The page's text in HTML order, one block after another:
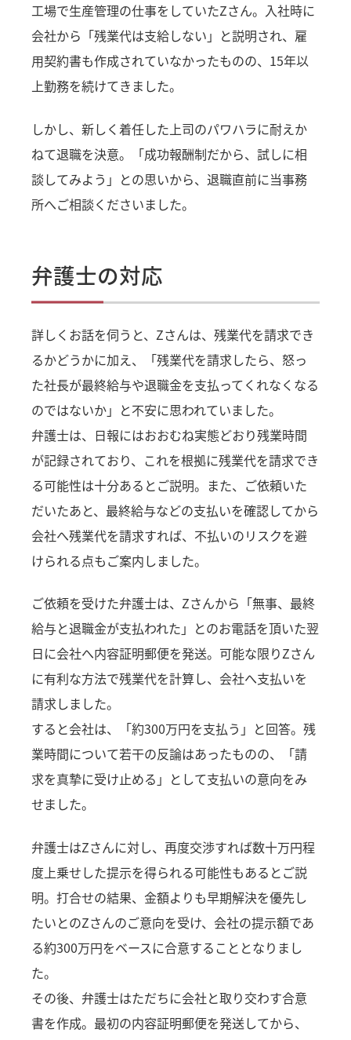
工場で生産管理の仕事をしていたZさん。入社時に
会社から「残業代は支給しない」と説明され、雇
用契約書も作成されていなかったものの、15年以
上勤務を続けてきました。
しかし、新しく着任した上司のパワハラに耐えか
ねて退職を決意。「成功報酬制だから、試しに相
談してみよう」との思いから、退職直前に当事務
所へご相談くださいました。
弁護士の対応
詳しくお話を伺うと、Zさんは、残業代を請求でき
るかどうかに加え、「残業代を請求したら、怒っ
た社長が最終給与や退職金を支払ってくれなくなる
のではないか」と不安に思われていました。
弁護士は、日報にはおおむね実態どおり残業時間
が記録されており、これを根拠に残業代を請求でき
る可能性は十分あるとご説明。また、ご依頼いた
だいたあと、最終給与などの支払いを確認してから
会社へ残業代を請求すれば、不払いのリスクを避
けられる点もご案内しました。
ご依頼を受けた弁護士は、Zさんから「無事、最終
給与と退職金が支払われた」とのお電話を頂いた翌
日に会社へ内容証明郵便を発送。可能な限りZさん
に有利な方法で残業代を計算し、会社へ支払いを
請求しました。
すると会社は、「約300万円を支払う」と回答。残
業時間について若干の反論はあったものの、「請
求を真摯に受け止める」として支払いの意向をみ
せました。
弁護士はZさんに対し、再度交渉すれば数十万円程
度上乗せした提示を得られる可能性もあるとご説
明。打合せの結果、金額よりも早期解決を優先し
たいとのZさんのご意向を受け、会社の提示額であ
る約300万円をベースに合意することとなりまし
た。
その後、弁護士はただちに会社と取り交わす合意
書を作成。最初の内容証明郵便を発送してから、